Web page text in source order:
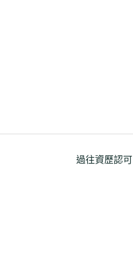
過往資歷認可